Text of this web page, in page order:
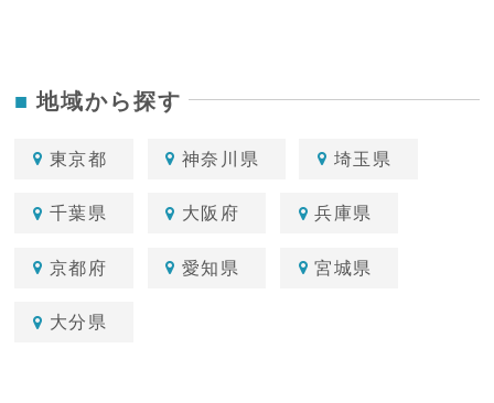
地域から探す
東京都 神奈川県 埼玉県
千葉県 大阪府 兵庫県
京都府 愛知県 宮城県
大分県